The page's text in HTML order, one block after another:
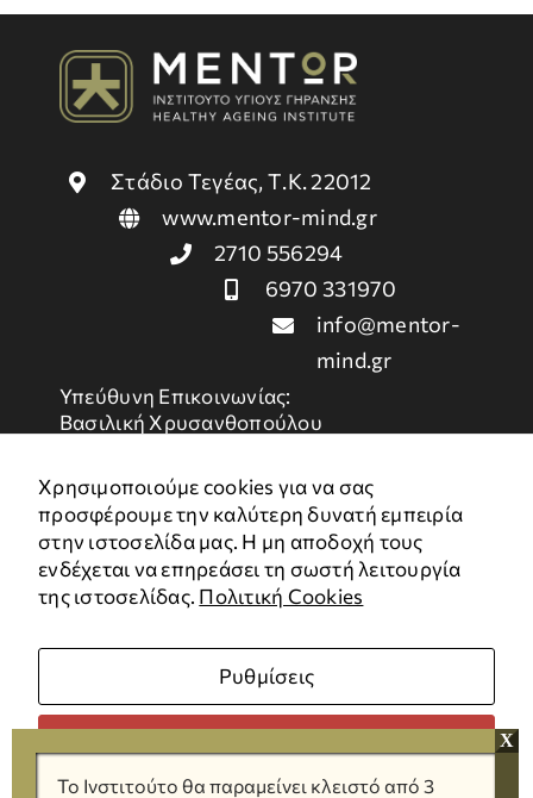
Στάδιο Τεγέας, Τ.Κ. 22012
www.mentor-mind.gr
2710 556294
6970 331970
info@mentor-
mind.gr
Υπεύθυνη Επικοινωνίας:
Βασιλική Χρυσανθοπούλου
Χρήσιμοι Σύνδεσμοι
Πολιτική Απορρήτου
Όροι Χρήσης
Cookies
Με την υποστήριξη
Χρησιμοποιούμε cookies για να σας
προσφέρουμε την καλύτερη δυνατή εμπειρία
στην ιστοσελίδα μας. Η μη αποδοχή τους
ενδέχεται να επηρεάσει τη σωστή λειτουργία
της ιστοσελίδας. Πολιτική Cookies
Ρυθμίσεις
Το Ινστιτούτο θα παραμείνει κλειστό από 3